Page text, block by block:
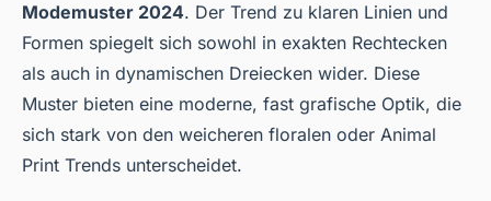
Modemuster 2024. Der Trend zu klaren Linien und
Formen spiegelt sich sowohl in exakten Rechtecken
als auch in dynamischen Dreiecken wider. Diese
Muster bieten eine moderne, fast grafische Optik, die
sich stark von den weicheren floralen oder Animal
Print Trends unterscheidet.